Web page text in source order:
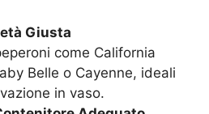
Giusta
come California
Belle o Cayenne, ideali
in vaso.